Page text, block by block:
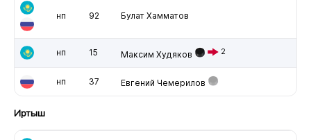
нп 92 Булат Хамматов
нп 15 Максим Худяков 2
нп 37 Евгений Чемерилов
Иртыш